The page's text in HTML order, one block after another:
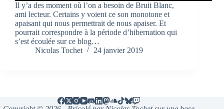
Il y’a des moment où l’on a besoin de Bruit Blanc,
ami lecteur. Certains y voient ce son monotone et
apaisant qui nous permettrait de nous apaiser. Et
pourrait correspondre à la période d’hibernation qui
s’est écoulée sur ce blog…
Nicolas Tochet
24 janvier 2019